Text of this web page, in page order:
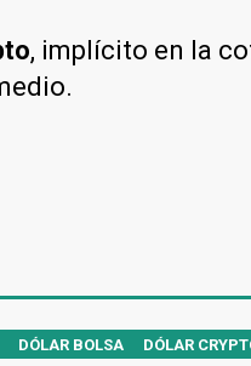
, implícito en la
DÓLAR BOLSA DÓLAR